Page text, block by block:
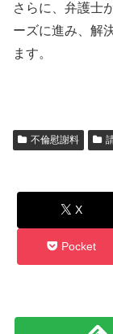
さらに、弁護士
ーズに進み、解
ます。
不倫慰謝料
X
Pocket